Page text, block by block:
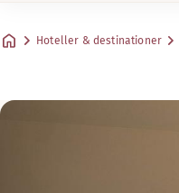
Hoteller & destinationer